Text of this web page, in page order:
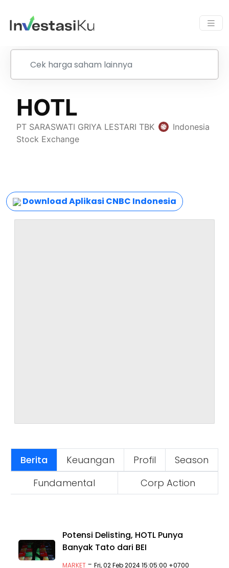
Download Aplikasi CNBC Indonesia
Berita Keuangan Profil
Season
Fundamental
Corp Action
Potensi Delisting, HOTL Punya
Banyak Tato dari BEI
MARKET- Fri, 02 Feb 2024 15:05:00 +0700